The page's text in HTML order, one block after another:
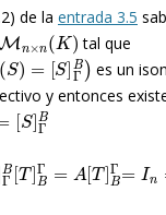
de la entrada 3.5
(K)
tal que
=[S]ΓB)
es un
y entonces
]ΓB
[T]BΓ n=